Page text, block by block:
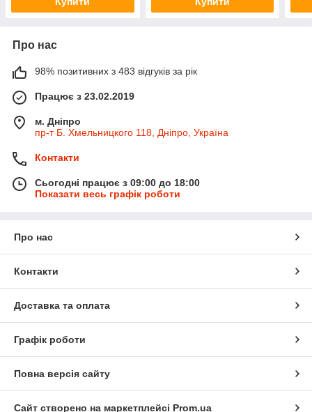
Про нас
98% позитивних з 483 відгуків за рік
Працює з 23.02.2019
м. Дніпро
пр-т Б. Хмельницкого 118, Дніпро, Україна
Контакти
Сьогодні працює з 09:00 до 18:00
Показати весь графік роботи
Про нас
Контакти
Доставка та оплата
Графік роботи
Повна версія сайту
Сайт створено на маркетплейсі Prom.ua